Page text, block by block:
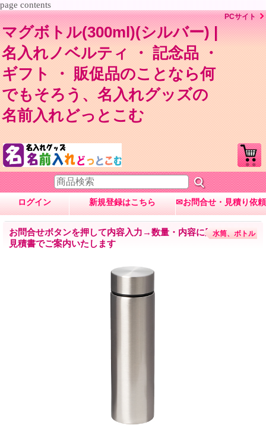
page contents
マグボトル(300ml)(シルバー) |
名入れノベルティ ・ 記念品 ・
ギフト ・ 販促品のことなら何
でもそろう、名入れグッズの
名前入れどっとこむ
PCサイト
ログイン 新規登録はこちら ✉お問合せ・見積り依頼
お問合せボタンを押して内容入力→数量・内容に応じて
見積書でご案内いたします
水筒、ボトル